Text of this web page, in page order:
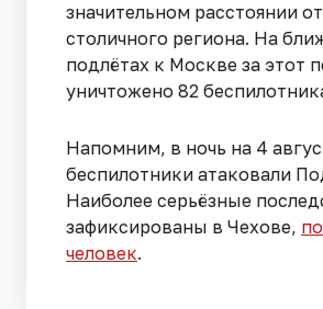
значительном расстоянии от
столичного региона. На
подлётах к Москве за этот
уничтожено 82
Напомним, в ночь на 4
беспилотники атаковали
Наиболее серьёзные
зафиксированы в Чехове,
человек.